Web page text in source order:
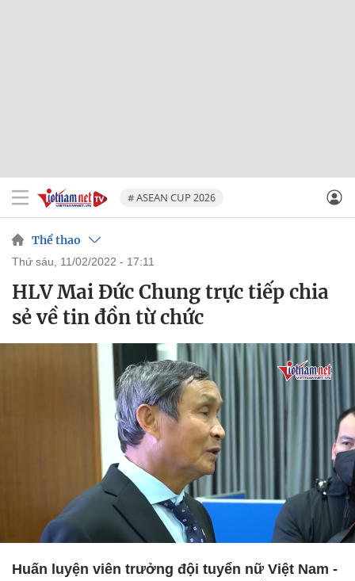
# ASEAN CUP 2026
Thể thao
thứ sáu, 11/02/2022 - 17:11
HLV Mai Đức Chung trực tiếp chia
sẻ về tin đồn từ chức
Huấn luyện viên trưởng đội tuyển nữ Việt Nam -